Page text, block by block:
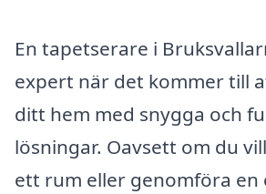
En tapetserare i
expert när det kommer till
ditt hem med snygga och
lösningar. Oavsett om du
ett rum eller genomföra